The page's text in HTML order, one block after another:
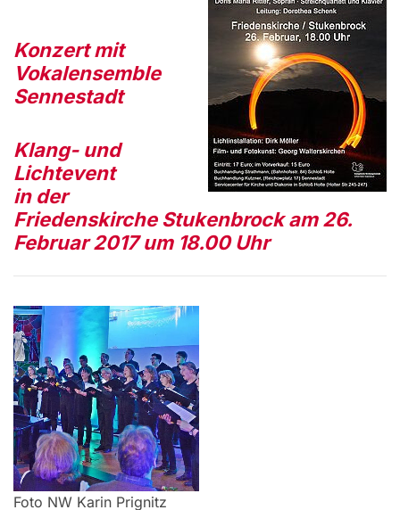
Konzert mit
Vokalensemble
Sennestadt
Klang- und
Lichtevent
in der
Friedenskirche Stukenbrock am 26.
Februar 2017 um 18.00 Uhr
Foto NW Karin Prignitz